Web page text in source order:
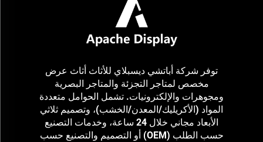
توفر شركة أباتشي ديسبلاي للأثاث أثاث عرض
مخصص لمتاجر التجزئة والمتاجر البصرية
ومجوهرات والإلكترونيات. تشمل الحوامل متعددة
المواد (الأكريليك/المعدن/الخشب)، وتصميم ثلاثي
الأبعاد مجاني خلال 24 ساعة، وخدمات التصنيع
حسب الطلب (OEM) أو التصميم والتصنيع حسب